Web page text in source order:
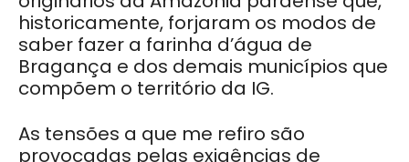
historicamente, forjaram os modos de
saber fazer a farinha d’água de
Bragança e dos demais municípios que
compõem o território da IG.
As tensões a que me refiro são
provocadas pelas exigências de